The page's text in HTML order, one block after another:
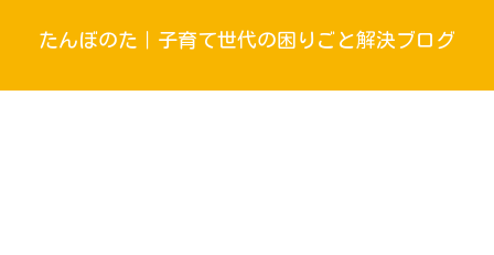
たんぼのた｜子育て世代の困りごと解決ブログ